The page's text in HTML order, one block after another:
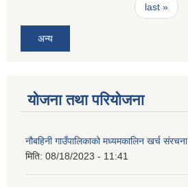
last »
अन्य
योजना तथा परियोजना
नौबहिनी गाउँपालिकाको मध्यमकालिन खर्च संरचना
मिति: 08/18/2023 - 11:41